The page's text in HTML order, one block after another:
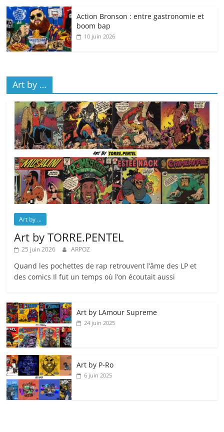
Action Bronson : entre gastronomie et
boom bap
10 juin 2026
Art by …
Art by ...
Art by TORRE.PENTEL
25 juin 2026 ARPOZ
Quand les pochettes de rap retrouvent l’âme des LP et
des comics Il fut un temps où l’on écoutait aussi
Art by LAmour Supreme
24 juin 2025
Art by P‑Ro
6 juin 2025